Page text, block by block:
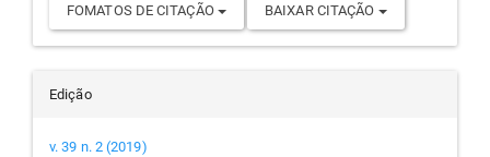
FOMATOS DE CITAÇÃO BAIXAR CITAÇÃO
Edição
v. 39 n. 2 (2019)